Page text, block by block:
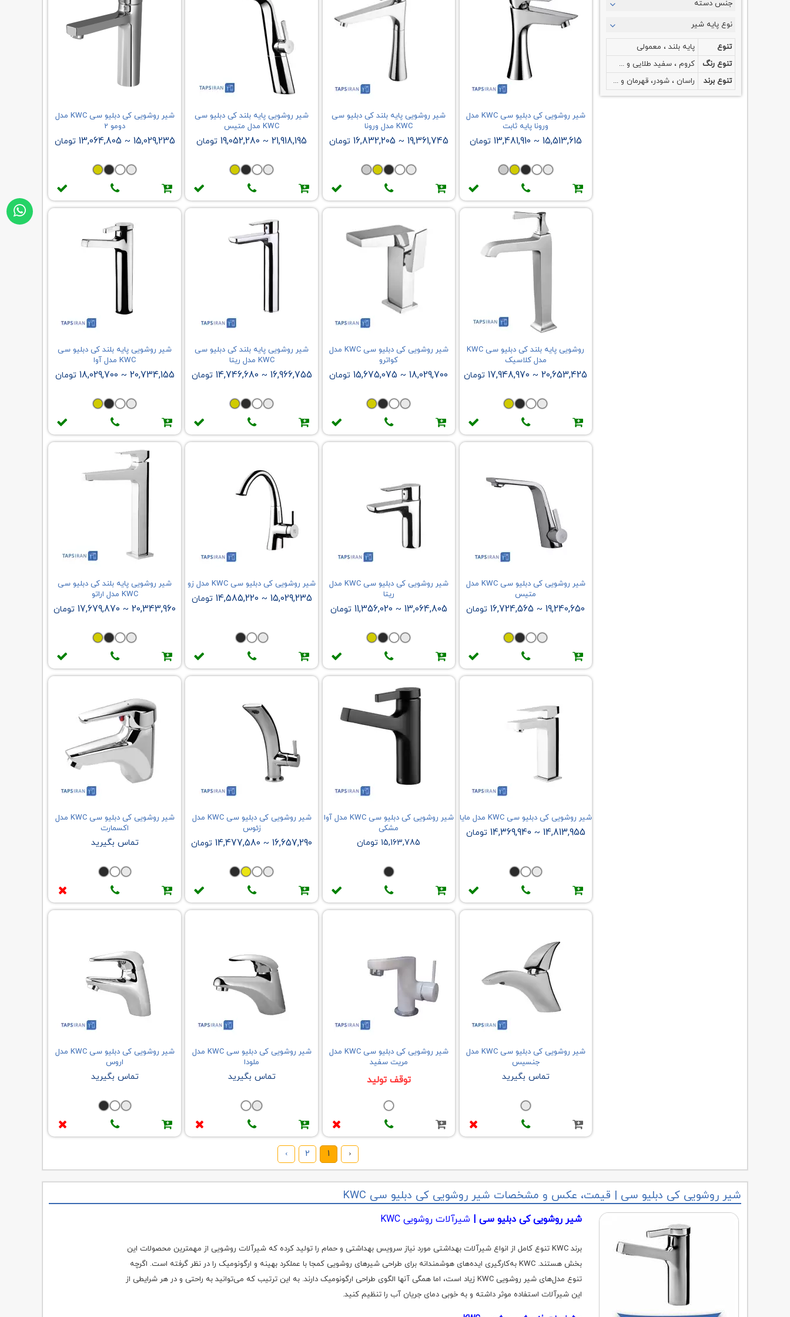
شایان
شیبه
نوتریکا
گلپایگان
جنس دسته
نوع پایه شیر
تنوع
پایه بلند ، معمولی
تنوع رنگ
کروم ، سفید طلایی و ...
تنوع برند
راسان ، شودر، قهرمان و ...
شیر روشویی کی دبلیو سی KWC مدل
ورونا پایه ثابت
15,513,615
~
13,481,910 تومان
شیر روشویی پایه بلند کی دبلیو سی
KWC مدل ورونا
19,361,745
~
16,832,205 تومان
شیر روشویی پایه بلند کی دبلیو سی
KWC مدل متیس
21,918,195
~
19,052,280تومان
شیر روشویی کی دبلیو سی KWC مدل
دومو 2
15,029,235
~
13,064,805 تومان
روشویی پایه بلند کی دبلیو سی KWC
مدل کلاسیک
20,653,425
~
17,948,970تومان
شیر روشویی کی دبلیو سی KWC مدل
کواترو
18,029,700
~
15,675,075تومان
شیر روشویی پایه بلند کی دبلیو سی
KWC مدل ریتا
16,966,755
~
14,746,680 تومان
شیر روشویی پایه بلند کی دبلیو سی
KWC مدل آوا
20,734,155
~
18,029,700 تومان
شیر روشویی کی دبلیو سی KWC مدل
متیس
19,240,650
~
16,724,565تومان
شیر روشویی کی دبلیو سی KWC مدل
ریتا
13,064,805
~
11,356,020 تومان
شیر روشویی کی دبلیو سی KWC مدل زو
15,029,235
~
14,585,220 تومان
شیر روشویی پایه بلند کی دبلیو سی
KWC مدل اراتو
20,343,960
~
17,679,870تومان
شیر روشویی کی دبلیو سی KWC مدل مایا
14,813,955
~
14,369,940 تومان
شیر روشویی کی دبلیو سی KWC مدل آوا
مشکی
15,163,785 تومان
شیر روشویی کی دبلیو سی KWC مدل
زئوس
16,657,290
~
14,477,580تومان
شیر روشویی کی دبلیو سی KWC مدل
اکسمارت
تماس بگیرید
شیر روشویی کی دبلیو سی KWC مدل
جنسیس
تماس بگیرید
شیر روشویی کی دبلیو سی KWC مدل
مریت سفید
توقف تولید
شیر روشویی کی دبلیو سی KWC مدل
ملودا
تماس بگیرید
شیر روشویی کی دبلیو سی KWC مدل
اروس
تماس بگیرید
‹
1
2
›
شیر روشویی کی دبلیو سی | قیمت، عکس و مشخصات شیر روشویی کی دبلیو سی KWC
شیر روشویی کی دبلیو سی | شیرآلات روشویی KWC
برند KWC تنوع کامل از انواع شیرآلات بهداشتی مورد نیاز سرویس بهداشتی و حمام را تولید کرده که شیرآلات روشویی از مهمترین محصولات این
بخش هستند. KWC به‌کارگیری ایده‌های هوشمندانه برای طراحی شیرهای روشویی کمجا با عملکرد بهینه و ارگونومیک را در نظر گرفته است. اگرچه
تنوع مدل‌های شیر روشویی KWC زیاد است، اما همگی آنها الگوی طراحی ارگونومیک دارند. به این ترتیب که می‌توانید به راحتی و در هر شرایطی از
این شیرآلات استفاده موثر داشته و به خوبی دمای جریان آب را تنظیم کنید.